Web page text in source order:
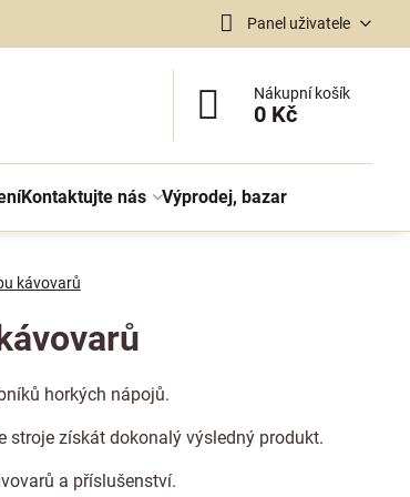
Panel uživatele
Nákupní košík
0 Kč
Kontaktujte nás Výprodej, bazar
kávovarů
horkých nápojů.
stroje získát dokonalý výsledný produkt.
a příslušenství.